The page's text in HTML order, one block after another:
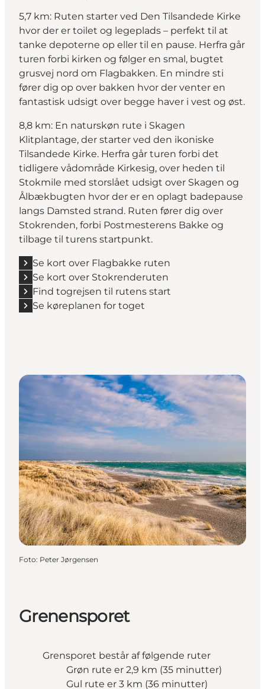
5,7 km: Ruten starter ved Den Tilsandede Kirke
hvor der er toilet og legeplads – perfekt til at
tanke depoterne op eller til en pause. Herfra går
turen forbi kirken og følger en smal, bugtet
grusvej nord om Flagbakken. En mindre sti
fører dig op over bakken hvor der venter en
fantastisk udsigt over begge haver i vest og øst.
8,8 km: En naturskøn rute i Skagen
Klitplantage, der starter ved den ikoniske
Tilsandede Kirke. Herfra går turen forbi det
tidligere vådområde Kirkesig, over heden til
Stokmile med storslået udsigt over Skagen og
Ålbækbugten hvor der er en oplagt badepause
langs Damsted strand. Ruten fører dig over
Stokrenden, forbi Postmesterens Bakke og
tilbage til turens startpunkt.
Se kort over Flagbakke ruten
Se kort over Stokrenderuten
Find togrejsen til rutens start
Se køreplanen for toget
Foto: Peter Jørgensen
Grenensporet
Grensporet består af følgende ruter
Grøn rute er 2,9 km (35 minutter)
Gul rute er 3 km (36 minutter)